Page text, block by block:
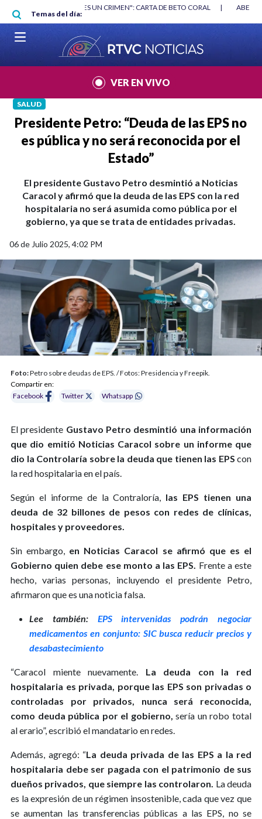
Pasar al contenido principal
Temas del día:
"HABLAR NO ES UN CRIMEN": CARTA DE BETO CORAL |
VER EN VIVO
SALUD
Presidente Petro: “Deuda de las EPS no
es pública y no será reconocida por el
Estado”
El presidente Gustavo Petro desmintió a Noticias
Caracol y afirmó que la deuda de las EPS con la red
hospitalaria no será asumida como pública por el
gobierno, ya que se trata de entidades privadas.
06 de Julio 2025, 4:02 PM
Foto:Petro sobre deudas de EPS. / Fotos: Presidencia y Freepik.
Compartir en:
Facebook
Twitter Whatsapp
El presidente Gustavo Petro desmintió una información
que dio emitió Noticias Caracol sobre un informe que
dio la Controlaría sobre la deuda que tienen las EPS con
la red hospitalaria en el país.
Según el informe de la Contraloría, las EPS tienen una
deuda de 32 billones de pesos con redes de clínicas,
hospitales y proveedores.
Sin embargo, en Noticias Caracol se afirmó que es el
Gobierno quien debe ese monto a las EPS. Frente a este
hecho, varias personas, incluyendo el presidente Petro,
afirmaron que es una noticia falsa.
Lee también: EPS intervenidas podrán negociar
medicamentos en conjunto: SIC busca reducir precios y
desabastecimiento
“Caracol miente nuevamente. La deuda con la red
hospitalaria es privada, porque las EPS son privadas o
controladas por privados, nunca será reconocida,
como deuda pública por el gobierno, sería un robo total
al erario”, escribió el mandatario en redes.
Además, agregó: “La deuda privada de las EPS a la red
hospitalaria debe ser pagada con el patrimonio de sus
dueños privados, que siempre las controlaron. La deuda
es la expresión de un régimen insostenible, cada que vez que
se aumentan las transferencias públicas a las EPS, no se